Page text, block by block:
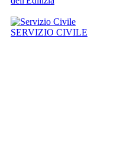
SERVIZIO CIVILE